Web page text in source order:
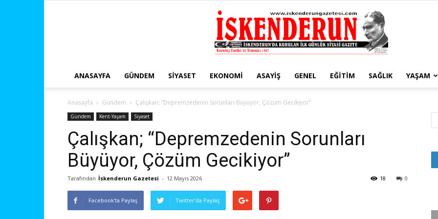
ANASAYFA GÜNDEM SIYASET EKONOMI ASAYIŞ GENEL EĞITIM SAĞLIK YAŞAM
Anasayfa Gündem Çalışkan; “Depremzedenin Sorunları Büyüyor, Çözüm Gecikiyor”
Gündem Kent-Yaşam Siyaset
Çalışkan; “Depremzedenin Sorunları
Büyüyor, Çözüm Gecikiyor”
Tarafından İskenderun Gazetesi - 12 Mayıs 2026 0
18
Facebook'ta Paylaş Twitter'da Paylaş